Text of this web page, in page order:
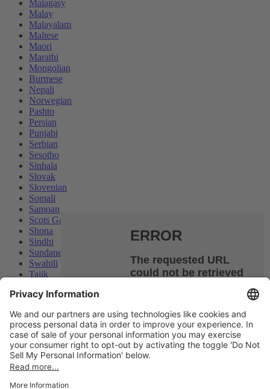
Malagasy
Malay
Malayalam
Maltese
Maori
Marathi
Mongolian
Burmese
Nepali
Norwegian
Pashto
Persian
Punjabi
Serbian
Sesotho
Sinhala
Slovak
Slovenian
Somali
Samoan
Scots Gaelic
Shona
Sindhi
Sundanese
Swahili
Tajik
Telugu
Ukrainian
Urdu
Uzbek
Vietnamese
Welsh
Xhosa
Yiddish
We use cookies and similar technologies on our website to
enhance your experience and personalize content and ads. By
continuing to use our website/app, you consent to the use of
these technologies and the processing of your personal data for
personalized and non-personalized advertising. By clicking